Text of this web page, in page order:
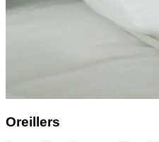
Oreillers